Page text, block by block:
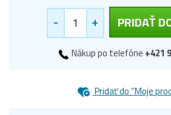
- + PRIDAŤ
Nákup po telefóne +421
Pridať do “Moje